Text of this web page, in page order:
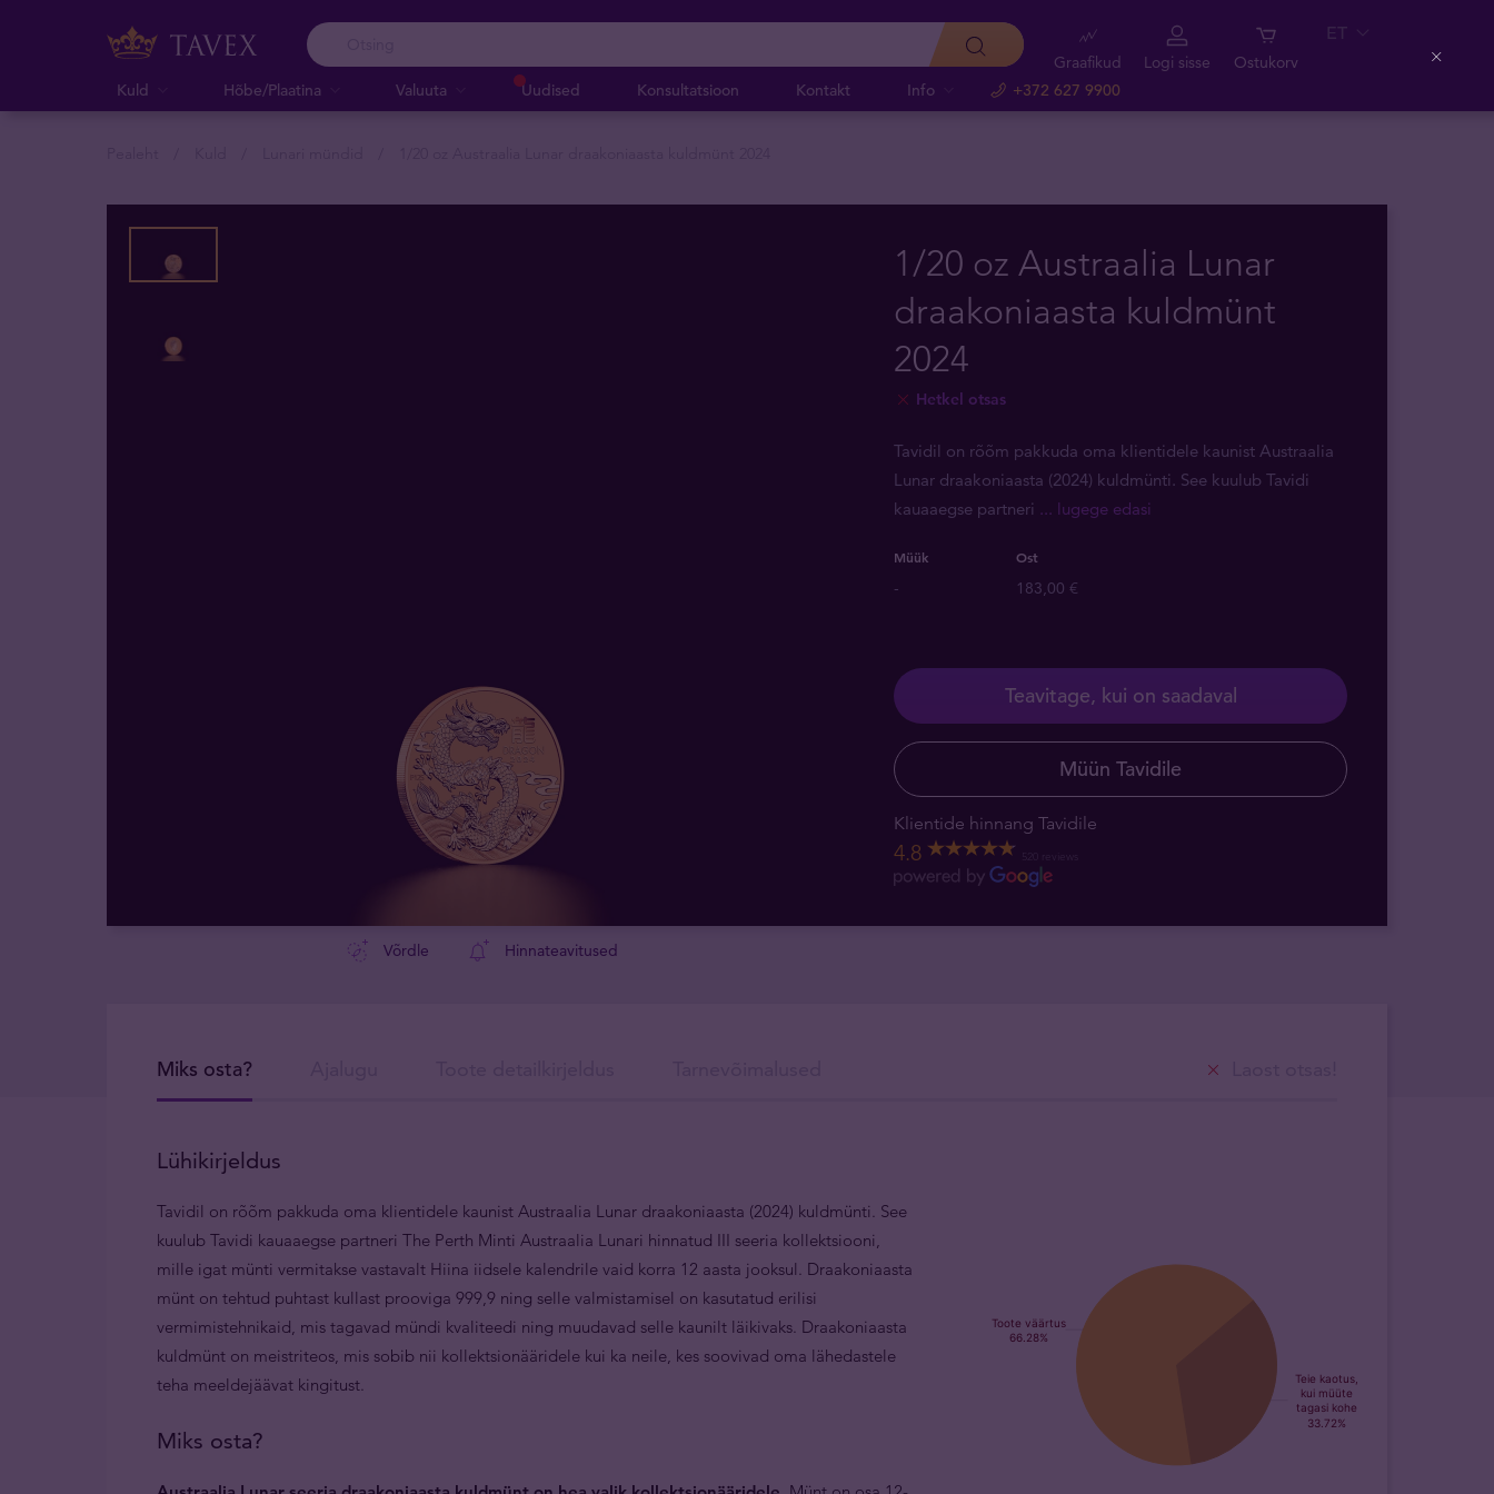
Kuld Hõbe/Plaatina Valuuta Uudised Konsultatsioon Kontakt Info +372 627 9900
Graafikud Logi sisse Ostukorv
ET
1/20 oz Austraalia Lunar
draakoniaasta kuldmünt
2024
Hetkel otsas
Tavidil on rõõm pakkuda oma klientidele kaunist Austraalia
Lunar draakoniaasta (2024) kuldmünti. See kuulub Tavidi
kauaaegse partneri ... lugege edasi
Müük Ost
- 183,00 €
Teavitage, kui on saadaval
Müün Tavidile
Klientide hinnang Tavidile
4.8
Võrdle Hinnateavitused
Miks osta?
Lühikirjeldus
Tavidil on rõõm pakkuda oma klientidele kaunist Austraalia Lunar draakoniaasta (2024) kuldmünti. See
kuulub Tavidi kauaaegse partneri The Perth Minti Austraalia Lunari hinnatud III seeria kollektsiooni,
mille igat münti vermitakse vastavalt Hiina iidsele kalendrile vaid korra 12 aasta jooksul. Draakoniaasta
münt on tehtud puhtast kullast prooviga 999,9 ning selle valmistamisel on kasutatud erilisi
vermimistehnikaid, mis tagavad mündi kvaliteedi ning muudavad selle kaunilt läikivaks. Draakoniaasta
kuldmünt on meistriteos, mis sobib nii kollektsionääridele kui ka neile, kes soovivad oma lähedastele
teha meeldejäävat kingitust.
Miks osta?
Close